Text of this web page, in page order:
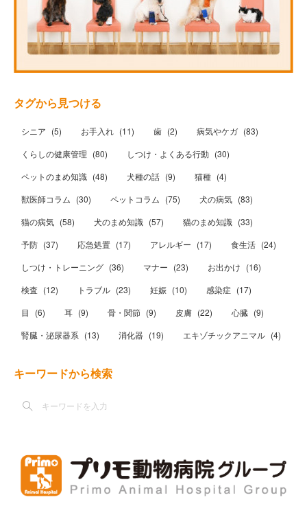
タグから見つける
シニア (5) お手入れ (11) 歯 (2) 病気やケガ (83)
くらしの健康管理 (80) しつけ・よくある行動 (30)
ペットのまめ知識 (48) 犬種の話 (9) 猫種 (4)
獣医師コラム (30) ペットコラム (75) 犬の病気 (83)
猫の病気 (58) 犬のまめ知識 (57) 猫のまめ知識 (33)
予防 (37) 応急処置 (17) アレルギー (17) 食生活 (24)
しつけ・トレーニング (36) マナー (23) お出かけ (16)
検査 (12) トラブル (23) 妊娠 (10) 感染症 (17)
目
(6) 耳 (9) 骨・関節 (9) 皮膚 (22) 心臓 (9)
腎臓・泌尿器系 (13) 消化器 (19) エキゾチックアニマル (4)
キーワードから検索